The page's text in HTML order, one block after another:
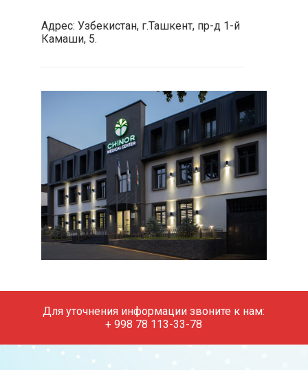
Адрес: Узбекистан, г.Ташкент, пр-д 1-й
Камаши, 5.
Для уточнения информации звоните к нам:
+ 998 78 113-33-78